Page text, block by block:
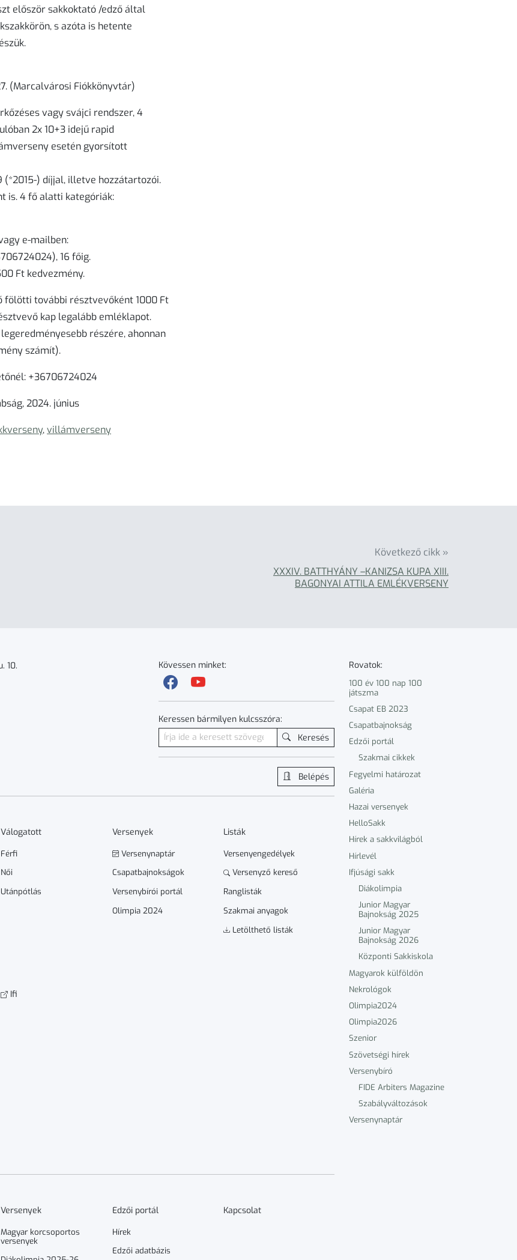
először sakkoktató /edző által
s azóta is hetente
(Marcalvárosi Fiókkönyvtár)
vagy svájci rendszer, 4
2x 10+3 idejű rapid
esetén gyorsított
(*2015-) díjjal, illetve hozzátartozói.
is. 4 fő alatti kategóriák:
e-mailben:
16 főig.
Ft kedvezmény.
fölötti további résztvevőként 1000 Ft
kap legalább emléklapot.
részére, ahonnan
számít).
+36706724024
2024. június
,villámverseny
Következő cikk »
XXXIV. BATTHYÁNY –KANIZSA KUPA XIII.
BAGONYAI ATTILA EMLÉKVERSENY
10.
Kövessen minket:
Keressen bármilyen kulcsszóra:
Keresés
Belépés
Válogatott
Férfi
Női
Utánpótlás
Versenyek
Versenynaptár
Csapatbajnokságok
Versenybírói portál
Olimpia 2024
Listák
Versenyengedélyek
Versenyző kereső
Ranglisták
Szakmai anyagok
Letölthető listák
Ifi
Versenyek
Magyar korcsoportos
versenyek
Edzői portál
Hírek
Edzői adatbázis
Kapcsolat
Rovatok:
100 év 100 nap 100
játszma
Csapat EB 2023
Csapatbajnokság
Edzői portál
Szakmai cikkek
Fegyelmi határozat
Galéria
Hazai versenyek
HelloSakk
Hírek a sakkvilágból
Hírlevél
Ifjúsági sakk
Diákolimpia
Junior Magyar
Bajnokság 2025
Junior Magyar
Bajnokság 2026
Központi Sakkiskola
Magyarok külföldön
Nekrológok
Olimpia2024
Olimpia2026
Szenior
Szövetségi hírek
Versenybíró
FIDE Arbiters Magazine
Szabályváltozások
Versenynaptár